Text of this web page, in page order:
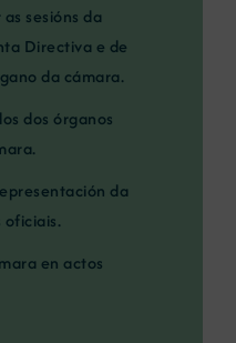
sesións da
Directiva e de
da cámara.
dos órganos
da
oficiais.
en actos